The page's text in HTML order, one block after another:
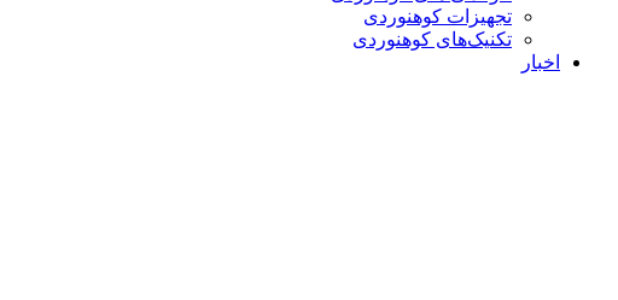
تجهیزات کوهنوردی
تکنیک‌های کوهنوردی
اخبار